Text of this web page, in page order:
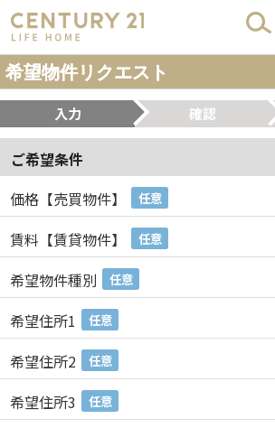
希望物件リクエスト
入力 確認
ご希望条件
価格【売買物件】
任意
賃料【賃貸物件】 任意
希望物件種別 任意
希望住所1 任意
希望住所2 任意
希望住所3 任意